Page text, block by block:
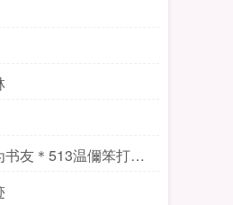
书友＊513温儞笨打赏